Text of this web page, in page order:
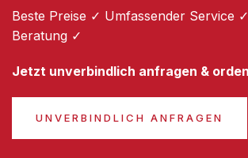
Beste Preise ✓ Umfassender Service
Beratung ✓
Jetzt unverbindlich anfragen &
UNVERBINDLICH ANFRAGEN